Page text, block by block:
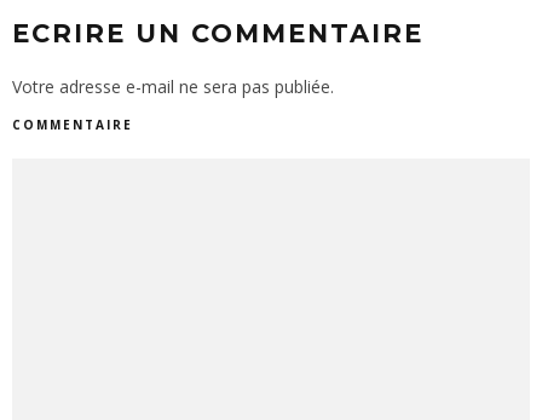
ECRIRE UN COMMENTAIRE
Votre adresse e-mail ne sera pas publiée.
COMMENTAIRE